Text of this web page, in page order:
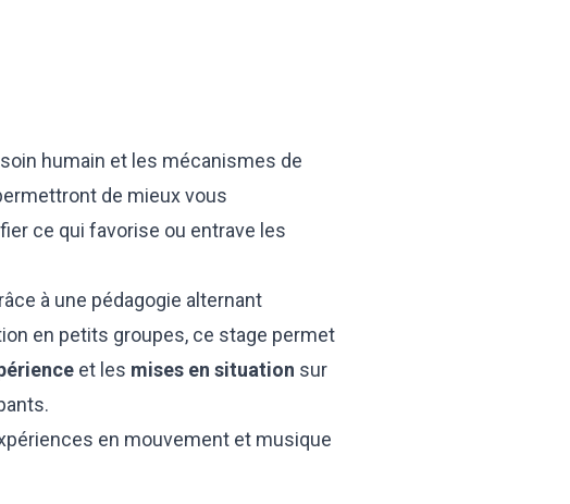
humain et les mécanismes de
de mieux vous
ce qui favorise ou entrave les
à une pédagogie alternant
en petits groupes, ce stage permet
et les mises en situation sur
en mouvement et musique